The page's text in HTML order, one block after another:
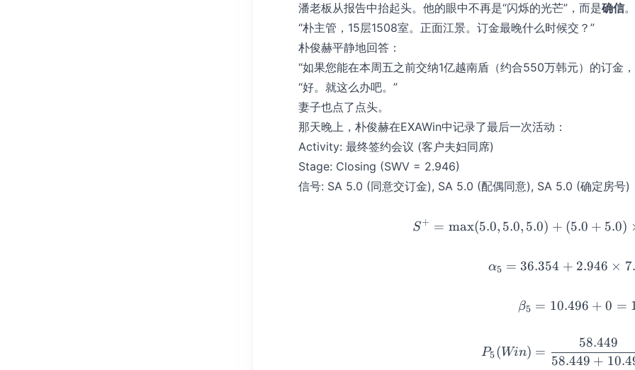
潘老板从报告中抬起头。他的眼中不再是“闪烁的光芒”，而是确信。
“朴主管，15层1508室。正面江景。订金最晚什么时候交？”
朴俊赫平静地回答：
“如果您能在本周五之前交纳1亿越南盾（约合550万韩元）的订金
“好。就这么办吧。”
妻子也点了点头。
那天晚上，朴俊赫在EXAWin中记录了最后一次活动：
Activity: 最终签约会议 (客户夫妇同席)
Stage: Closing (SWV = 2.946)
信号: SA 5.0 (同意交订金), SA 5.0 (配偶同意), SA 5.0 (确定房号)
S^+ =
S+ = max(5.0, 5.0, 5.0) + (5.0 + 5.0)
α5 = 36.354 + 2.946 ×
β5 = 10.496 + 0 =
P5(Win) =
58.449 +
58.449